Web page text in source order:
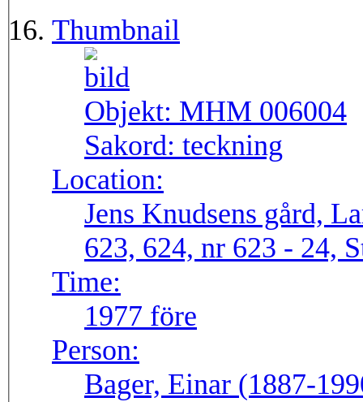
Thumbnail
Objekt: MHM 006004
Sakord: teckning
Location:
Jens Knudsens gård,
623, 624, nr 623 - 24,
Time:
1977 före
Person:
Bager, Einar (1887-